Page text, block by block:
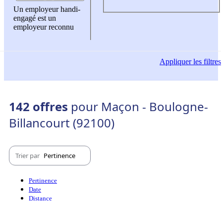
Un employeur handi-
engagé est un
employeur reconnu
Appliquerles filtres
142 offres pour Maçon - Boulogne-
Billancourt (92100)
Trier par Pertinence
Pertinence
Date
Distance